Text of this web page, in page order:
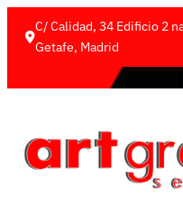
C/ Calidad, 34 Edificio 2
Getafe, Madrid